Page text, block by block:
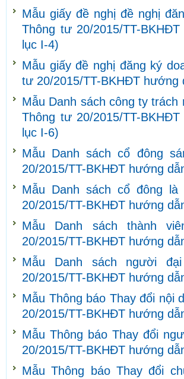
Mẫu giấy đề nghị đề nghị
Thông tư 20/2015/TT-
lục I-4)
Mẫu giấy đề nghị đăng ký
tư 20/2015/TT-BKHĐT hướng
Mẫu Danh sách công ty
Thông tư 20/2015/TT-
lục I-6)
Mẫu Danh sách cổ đông
20/2015/TT-BKHĐT hướng
Mẫu Danh sách cổ đông
20/2015/TT-BKHĐT hướng
Mẫu Danh sách thành
20/2015/TT-BKHĐT hướng
Mẫu Danh sách người
20/2015/TT-BKHĐT hướng
Mẫu Thông báo Thay đổi nội
20/2015/TT-BKHĐT hướng
Mẫu Thông báo Thay đổi
20/2015/TT-BKHĐT hướng
Mẫu Thông báo Thay đổi